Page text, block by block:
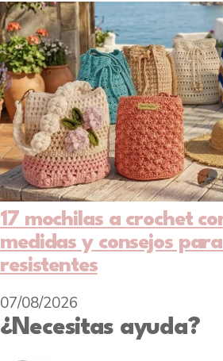
17 mochilas a crochet
medidas y consejos
resistentes
07/08/2026
¿Necesitas ayuda?